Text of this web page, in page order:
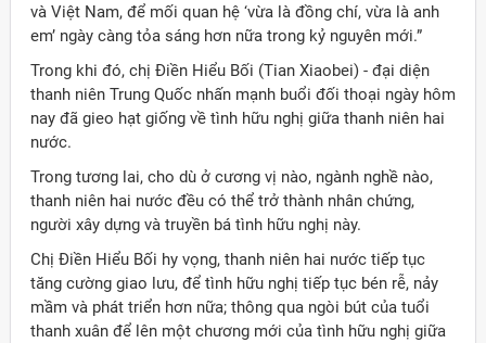
và Việt Nam, để mối quan hệ ‘vừa là đồng chí, vừa là anh
em’ ngày càng tỏa sáng hơn nữa trong kỷ nguyên mới.”
Trong khi đó, chị Điền Hiểu Bối (Tian Xiaobei) - đại diện
thanh niên Trung Quốc nhấn mạnh buổi đối thoại ngày hôm
nay đã gieo hạt giống về tình hữu nghị giữa thanh niên hai
nước.
Trong tương lai, cho dù ở cương vị nào, ngành nghề nào,
thanh niên hai nước đều có thể trở thành nhân chứng,
người xây dựng và truyền bá tình hữu nghị này.
Chị Điền Hiểu Bối hy vọng, thanh niên hai nước tiếp tục
tăng cường giao lưu, để tình hữu nghị tiếp tục bén rễ, nảy
mầm và phát triển hơn nữa; thông qua ngòi bút của tuổi
thanh xuân để lên một chương mới của tình hữu nghị giữa